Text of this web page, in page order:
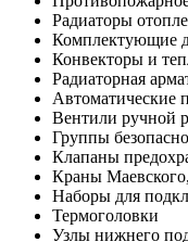
Радиаторы
Комплектующие
Конвекторы и
Радиаторная
Автоматические
Вентили ручной
Группы
Клапаны
Краны
Наборы для
Термоголовки
Узлы нижнего